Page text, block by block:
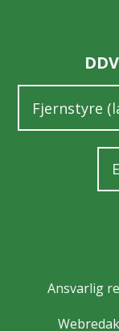
Fjernstyre
Ansvarlig